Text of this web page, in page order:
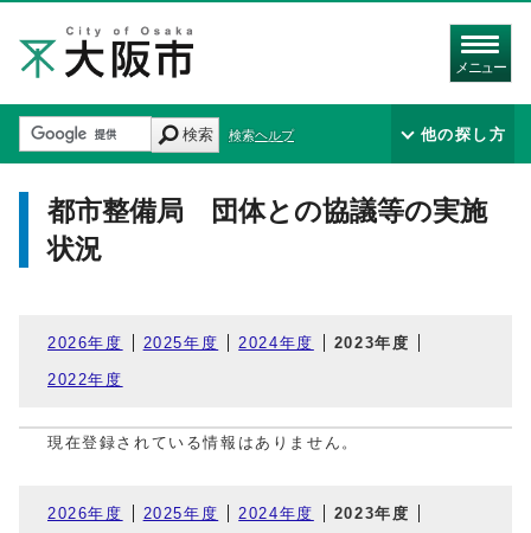
メニュー
検索 検索ヘルプ 他の探し方
都市整備局 団体との協議等の実施
状況
2026年度 2025年度 2024年度 2023年度
2022年度
現在登録されている情報はありません。
2026年度 2025年度 2024年度 2023年度